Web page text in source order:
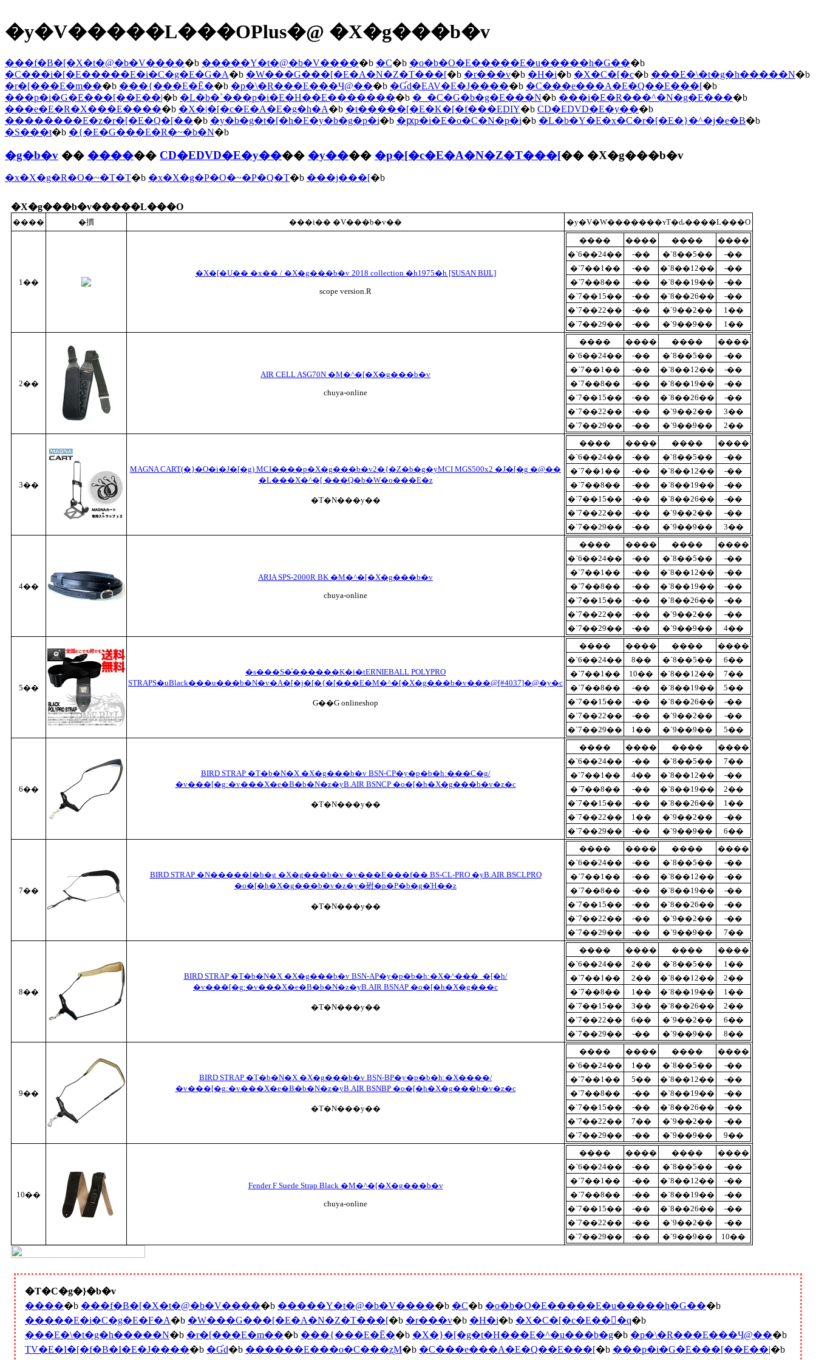
�y�V�����L���OPlus�@ �X�g���b�v
���f�B�[�X�t�@�b�V�����b �����Y�t�@�b�V�����b �C�b �o�b�O�E�����E�u�����h�G���b
�C���i�[�E�����E�i�C�g�E�G�A�b �W���G���[�E�A�N�Z�T���[�b �r���v�b �H�i�b �X�C�[�c�b ���E�\�t�g�h�����N�b
�r�[���E�m���b ���{���E�Ē��b �p�\�R���E���Ӌ@���b �Ɠd�EAV�E�J�����b �C���e���A�E�Q��E���[�b
���p�i�G�݁E���[��E��|�b �L�b�`���p�i�E�H��E��������b �_�C�G�b�g�E���N�b ���i�E�R���^�N�g�E����b
���e�E�R�X���E�����b �X�|�[�c�E�A�E�g�h�A�b �t�����[�E�K�[�f���EDIY�b CD�EDVD�E�y���b
��������E�z�r�[�E�Q�[���b �y�b�g�t�[�h�E�y�b�g�p�i�b �ԗp�i�E�o�C�N�p�i�b �L�b�Y�E�x�C�r�[�E�}�^�j�e�B�b
�S���t�b �{�E�G���E�R�~�b�N�b
�g�b�v �� ������ CD�EDVD�E�y���� �y���� �p�[�c�E�A�N�Z�T���[�� �X�g���b�v
�x�X�g�R�O�~�T�T�b �x�X�g�P�O�~�P�Q�T�b ���j���[�b
�X�g���b�v�����L���O
���� �摜 ���i�� �V���b�v�� �y�V�W�������ʏT�ԃ����L���O
1��
�X�[�U�� �x�� / �X�g���b�v 2018 collection �h1975�h [SUSAN BIJL]
scope version.R
���� ���� ����
����
�`6��24��
-�� �`8��5��
-��
�`7��1��
-�� �`8��12��
-��
�`7��8��
-�� �`8��19��
-��
�`7��15��
-�� �`8��26��
-��
�`7��22��
-�� �`9��2��
1��
�`7��29��
-�� �`9��9�� 1��
2��
AIR CELL ASG70N �M�^�[�X�g���b�v
chuya-online
���� ���� ����
����
�`6��24��
-�� �`8��5��
-��
�`7��1��
-�� �`8��12��
-��
�`7��8��
-�� �`8��19��
-��
�`7��15��
-�� �`8��26��
-��
�`7��22��
-�� �`9��2��
3��
�`7��29��
-�� �`9��9�� 2��
3��
MAGNA CART(�}�O�i�J�[�g) MCI����p�X�g���b�v2�{�Z�b�g�yMCI MGS500x2 �J�[�g �@��
�L���X�^�[ ���Q�b�W�o���E�z
�T�N���y��
���� ���� ����
����
�`6��24��
-�� �`8��5��
-��
�`7��1��
-�� �`8��12��
-��
�`7��8��
-�� �`8��19��
-��
�`7��15��
-�� �`8��26��
-��
�`7��22��
-�� �`9��2��
-��
�`7��29��
-�� �`9��9�� 3��
4��
ARIA SPS-2000R BK �M�^�[�X�g���b�v
chuya-online
���� ���� ����
����
�`6��24��
-�� �`8��5��
-��
�`7��1��
-�� �`8��12��
-��
�`7��8��
-�� �`8��19��
-��
�`7��15��
-�� �`8��26��
-��
�`7��22��
-�� �`9��2��
-��
�`7��29��
-�� �`9��9�� 4��
5��
�s���S�̍������K�i�tERNIEBALL POLYPRO
STRAPS�uBlack���u���b�N�v�A�[�j�[�{�[���E�M�^�[�X�g���b�v���@[#4037]�@�y�c
G��G onlineshop
���� ���� ����
����
�`6��24��
8�� �`8��5��
6��
�`7��1��
10�� �`8��12��
7��
�`7��8��
-�� �`8��19��
5��
�`7��15��
-�� �`8��26��
-��
�`7��22��
-�� �`9��2��
-��
�`7��29��
1�� �`9��9�� 5��
6��
BIRD STRAP �T�b�N�X �X�g���b�v BSN-CP�y�p�b�h:���C�g/
�v���[�g:�v���X�e�B�b�N�z�yB.AIR BSNCP �o�[�h�X�g���b�v�z�c
�T�N���y��
���� ���� ����
����
�`6��24��
-�� �`8��5��
7��
�`7��1��
4�� �`8��12��
-��
�`7��8��
-�� �`8��19��
2��
�`7��15��
-�� �`8��26��
1��
�`7��22��
1�� �`9��2��
-��
�`7��29��
-�� �`9��9�� 6��
7��
BIRD STRAP �N�����l�b�g �X�g���b�v �v���E���f�� BS-CL-PRO �yB.AIR BSCLPRO
�o�[�h�X�g���b�v�z�y�䂤�p�P�b�g�Ή��z
�T�N���y��
���� ���� ����
����
�`6��24��
-�� �`8��5��
-��
�`7��1��
-�� �`8��12��
-��
�`7��8��
-�� �`8��19��
-��
�`7��15��
-�� �`8��26��
-��
�`7��22��
-�� �`9��2��
-��
�`7��29��
-�� �`9��9�� 7��
8��
BIRD STRAP �T�b�N�X �X�g���b�v BSN-AP�y�p�b�h:�X�^���_�[�h/
�v���[�g:�v���X�e�B�b�N�z�yB.AIR BSNAP �o�[�h�X�g���c
�T�N���y��
���� ���� ����
����
�`6��24��
2�� �`8��5��
1��
�`7��1��
2�� �`8��12��
2��
�`7��8��
1�� �`8��19��
1��
�`7��15��
3�� �`8��26��
2��
�`7��22��
6�� �`9��2��
6��
�`7��29��
-�� �`9��9�� 8��
9��
BIRD STRAP �T�b�N�X �X�g���b�v BSN-BP�y�p�b�h:�X����/
�v���[�g:�v���X�e�B�b�N�z�yB.AIR BSNBP �o�[�h�X�g���b�v�z�c
�T�N���y��
���� ���� ����
����
�`6��24��
1�� �`8��5��
-��
�`7��1��
5�� �`8��12��
-��
�`7��8��
-�� �`8��19��
-��
�`7��15��
-�� �`8��26��
-��
�`7��22��
7�� �`9��2��
-��
�`7��29��
-�� �`9��9�� 9��
10��
Fender F Suede Strap Black �M�^�[�X�g���b�v
chuya-online
���� ���� ����
����
�`6��24��
-�� �`8��5��
-��
�`7��1��
-�� �`8��12��
-��
�`7��8��
-�� �`8��19��
-��
�`7��15��
-�� �`8��26��
-��
�`7��22��
-�� �`9��2��
-��
�`7��29��
-�� �`9��9�� 10��
�T�C�g�}�b�v
�����b ���f�B�[�X�t�@�b�V�����b �����Y�t�@�b�V�����b �C�b �o�b�O�E�����E�u�����h�G���b
�����E�i�C�g�E�F�A�b �W���G���[�E�A�N�Z�T���[�b �r���v�b �H�i�b �X�C�[�c�E���َq�b
���E�\�t�g�h�����N�b �r�[���E�m���b ���{���E�Ē��b �X�}�[�g�t�H���E�^�u���b�g�b �p�\�R���E���Ӌ@���b
TV�E�I�[�f�B�I�E�J�����b �Ɠd�b ������E���o�C���ʐM�b �C���e���A�E�Q��E���[�b ���p�i�G�݁E���[��E��|�b